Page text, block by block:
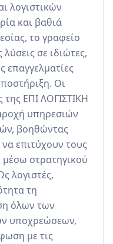
λογιστικών
και βαθιά
το γραφείο
σε ιδιώτες,
επαγγελματίες
Οι
της ΕΠΙ ΛΟΓΙΣΤΙΚΗ
υπηρεσιών
βοηθώντας
επιτύχουν τους
μέσω στρατηγικού
λογιστές,
τη
όλων των
υποχρεώσεων,
με τις